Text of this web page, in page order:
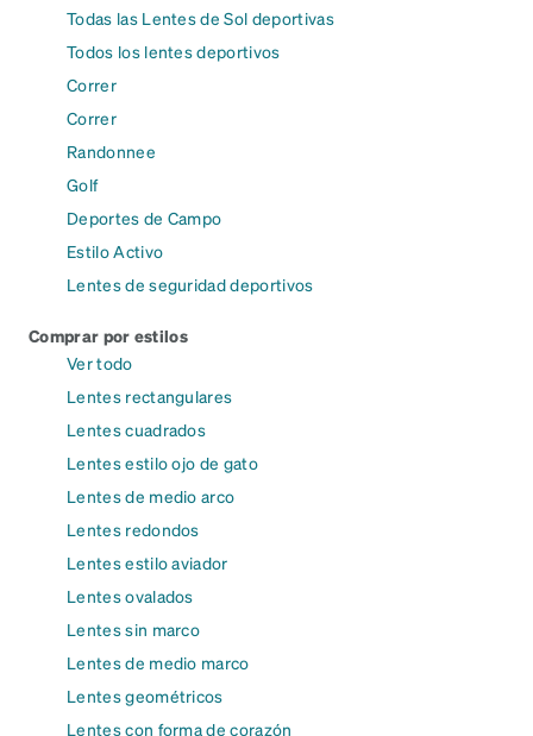
Todas las Lentes de Sol deportivas
Todos los lentes deportivos
Correr
Correr
Randonnee
Golf
Deportes de Campo
Estilo Activo
Lentes de seguridad deportivos
Comprar por estilos
Ver todo
Lentes rectangulares
Lentes cuadrados
Lentes estilo ojo de gato
Lentes de medio arco
Lentes redondos
Lentes estilo aviador
Lentes ovalados
Lentes sin marco
Lentes de medio marco
Lentes geométricos
Lentes con forma de corazón